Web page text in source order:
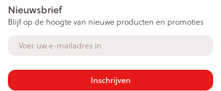
Nieuwsbrief
Blijf op de hoogte van nieuwe producten en promoties
Inschrijven